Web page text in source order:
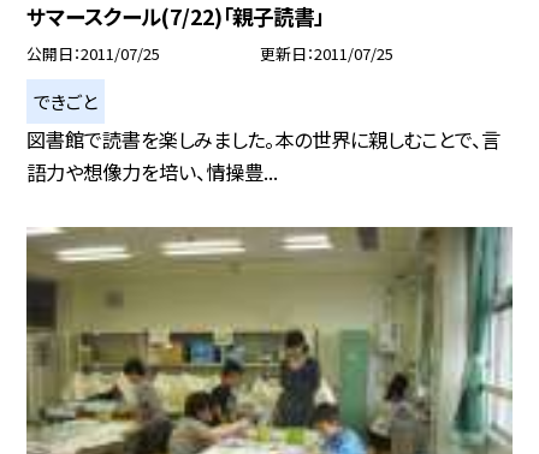
サマースクール(7/22)「親子読書」
公開日 2011/07/25 更新日 2011/07/25
できごと
図書館で読書を楽しみました。本の世界に親しむことで、言
語力や想像力を培い、情操豊...